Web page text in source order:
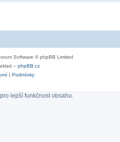
Software © phpBB Limited
– phpBB.cz
| Podmínky
lepší funkčnost obsahu.